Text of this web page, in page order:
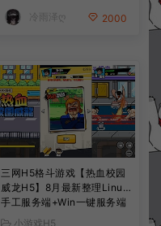
+详细搭建教程+视频教程
冷雨泽ღ 2000
三网H5格斗游戏【热血校园
威龙H5】8月最新整理Linux
手工服务端+Win一键服务端
+解压即玩+简易安卓客户端
小游戏H5